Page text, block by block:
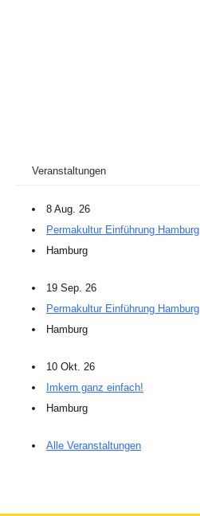
Veranstaltungen
8 Aug. 26
Permakultur Einführung Hamburg
Hamburg
19 Sep. 26
Permakultur Einführung Hamburg
Hamburg
10 Okt. 26
Imkern ganz einfach!
Hamburg
Alle Veranstaltungen